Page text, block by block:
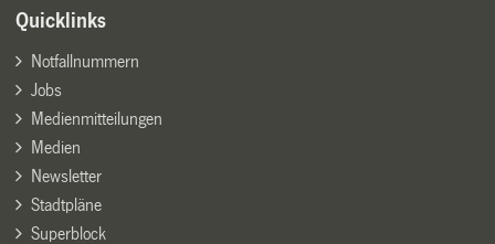
Quicklinks
Notfallnummern
Jobs
Medienmitteilungen
Medien
Newsletter
Stadtpläne
Superblock